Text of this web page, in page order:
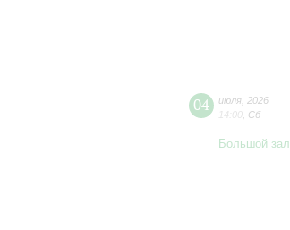
04 июля 2026
14:00 Сб
Большой зал